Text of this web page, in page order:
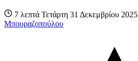
7 λεπτά Τετάρτη 31 Δεκεμβρίου 2025
Μπουραζοπούλου